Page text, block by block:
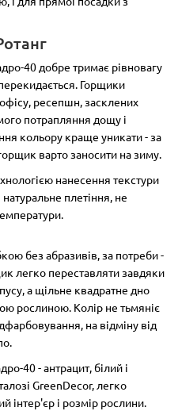
40 добре тримає рівновагу
Горщики
офісу, ресепшн, засклених
потрапляння дощу і
кольору краще уникати - за
варто заносити на зиму.
нанесення текстури
плетіння, не
без абразивів, за потреби -
легко переставляти завдяки
а щільне квадратне дно
рослиною. Колір не тьмяніє
на відміну від
40 - антрацит, білий і
GreenDecor, легко
інтер'єр і розмір рослини.